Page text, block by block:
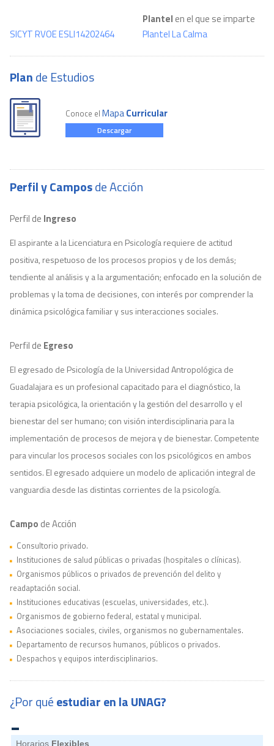
SICYT RVOE ESLI14202464
Plantel en el que se imparte
Plantel La Calma
Plande Estudios
Conoce el MapaCurricular
Descargar
Perfil y Camposde Acción
Perfil de Ingreso
El aspirante a la Licenciatura en Psicología requiere de actitud
positiva, respetuoso de los procesos propios y de los demás;
tendiente al análisis y a la argumentación; enfocado en la solución de
problemas y la toma de decisiones, con interés por comprender la
dinámica psicológica familiar y sus interacciones sociales.
Perfil de Egreso
El egresado de Psicología de la Universidad Antropológica de
Guadalajara es un profesional capacitado para el diagnóstico, la
terapia psicológica, la orientación y la gestión del desarrollo y el
bienestar del ser humano; con visión interdisciplinaria para la
implementación de procesos de mejora y de bienestar. Competente
para vincular los procesos sociales con los psicológicos en ambos
sentidos. El egresado adquiere un modelo de aplicación integral de
vanguardia desde las distintas corrientes de la psicología.
Campo de Acción
Consultorio privado.
Instituciones de salud públicas o privadas (hospitales o clínicas).
Organismos públicos o privados de prevención del delito y
readaptación social.
Instituciones educativas (escuelas, universidades, etc.).
Organismos de gobierno federal, estatal y municipal.
Asociaciones sociales, civiles, organismos no gubernamentales.
Departamento de recursos humanos, públicos o privados.
Despachos y equipos interdisciplinarios.
¿Por quéestudiar en la UNAG?
Horarios Flexibles